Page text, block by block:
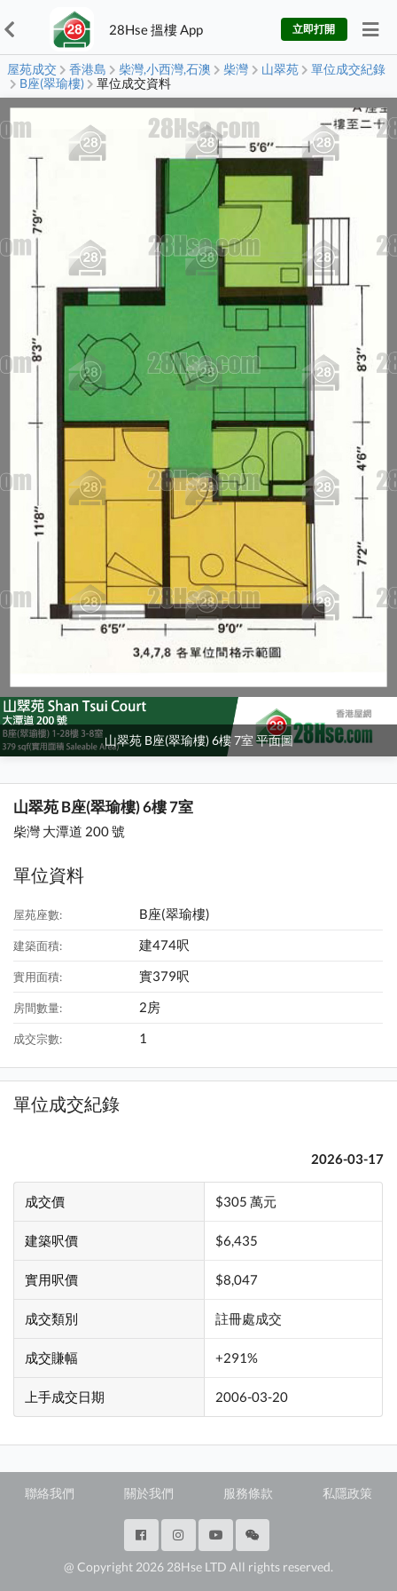
28Hse 搵樓 App 立即打開
屋苑成交 香港島 柴灣,小西灣,石澳 柴灣 山翠苑
單位成交紀錄
B座(翠瑜樓)
單位成交資料
山翠苑 B座(翠瑜樓) 6樓 7室 平面圖
山翠苑 B座(翠瑜樓) 6樓 7室
柴灣 大潭道 200 號
單位資料
屋苑座數: B座(翠瑜樓)
建築面積: 建474呎
實用面積: 實379呎
房間數量: 2房
成交宗數: 1
單位成交紀錄
2026-03-17
成交價 $305 萬元
建築呎價 $6,435
實用呎價 $8,047
成交類別 註冊處成交
成交賺幅 +291%
上手成交日期 2006-03-20
聯絡我們 關於我們 服務條款 私隱政策
@ Copyright 2026 28Hse LTD All rights reserved.